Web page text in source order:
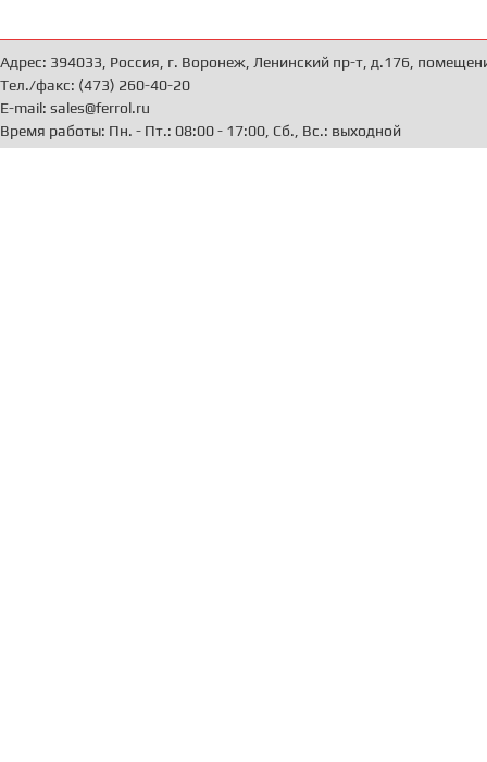
Адрес: 394033, Россия, г. Воронеж, Ленинский пр-т, д.176,
Тел./факс: (473) 260-40-20
E-mail: sales@ferrol.ru
Время работы: Пн. - Пт.: 08:00 - 17:00, Сб., Вс.: выходной